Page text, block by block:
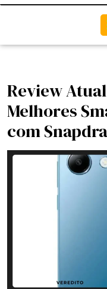
Review
Melhores
com